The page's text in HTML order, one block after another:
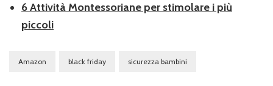
6 Attività Montessoriane per stimolare i più
piccoli
Amazon black friday sicurezza bambini